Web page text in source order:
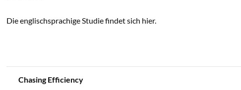
Die englischsprachige Studie findet sich hier.
Chasing Efficiency